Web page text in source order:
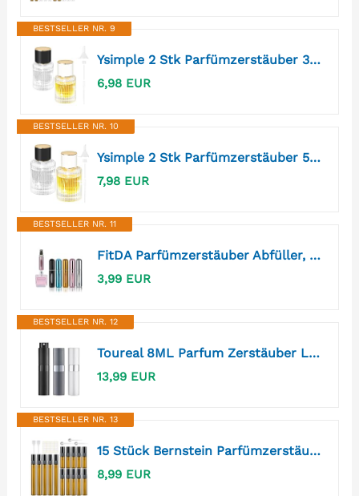
BESTSELLER NR. 9
Ysimple 2 Stk Parfümzerstäuber 30ml, Nachfüllbare Parfümflaschen für Reisen
6,98 EUR
BESTSELLER NR. 10
Ysimple 2 Stk Parfümzerstäuber 50ml, Nachfüllbare Parfümflaschen für Reisen
7,98 EUR
BESTSELLER NR. 11
FitDA Parfümzerstäuber Abfüller, 5ml*5 Mini Parfum Zerstäuber für Unterwegs
3,99 EUR
BESTSELLER NR. 12
Toureal 8ML Parfum Zerstäuber Leer (3 Stück) Mini Spruehflasche, Parfüm Behälter, Parfümzerstäuber Nachfüllbar (Schwarz, Tiefgrau, Silber)
13,99 EUR
BESTSELLER NR. 13
15 Stück Bernstein Parfümzerstäuber Leer Sprühflasche Glas Klein zum Befüllen, Mini Pump Taschen ParfumFlakon Nachfüllbar Parfümproben für Reise 3ml/5ml/10ml mit Pipetten Presskopf
8,99 EUR